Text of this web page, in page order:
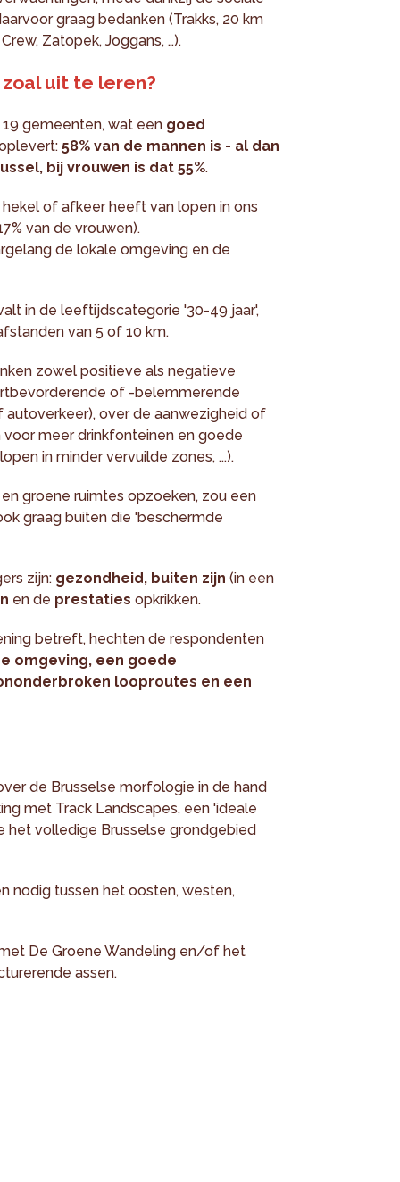
graag bedanken (Trakks, 20 km
Zatopek, Joggans, …).
uit te leren?
gemeenten, wat een goed
58% van de mannen is - al dan
bij vrouwen is dat 55%.
of afkeer heeft van lopen in ons
van de vrouwen).
de lokale omgeving en de
in de leeftijdscategorie '30-49 jaar',
van 5 of 10 km.
zowel positieve als negatieve
of -belemmerende
autoverkeer), over de aanwezigheid of
meer drinkfonteinen en goede
in minder vervuilde zones, ...).
groene ruimtes opzoeken, zou een
graag buiten die 'beschermde
zijn: gezondheid, buiten zijn (in een
en de prestaties opkrikken.
betreft, hechten de respondenten
omgeving, een goede
looproutes en een
de Brusselse morfologie in de hand
met Track Landscapes, een 'ideale
het volledige Brusselse grondgebied
nodig tussen het oosten, westen,
De Groene Wandeling en/of het
assen.